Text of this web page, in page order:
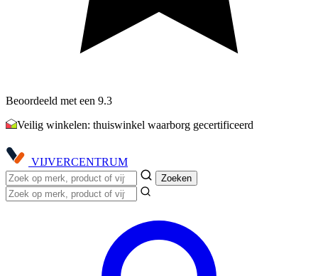
Beoordeeld met een 9.3
Veilig winkelen: thuiswinkel waarborg gecertificeerd
VIJVERCENTRUM
Zoeken